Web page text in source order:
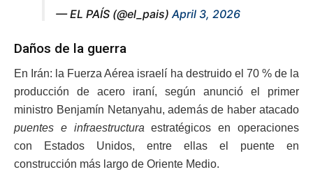
— EL PAÍS (@el_pais)April 3, 2026
Daños de la guerra
En Irán: la Fuerza Aérea israelí ha destruido el 70 % de la
producción de acero iraní, según anunció el primer
ministro Benjamín Netanyahu, además de haber atacado
puentes e infraestructuraestratégicos en operaciones
con Estados Unidos, entre ellas el puente en
construcción más largo de Oriente Medio.